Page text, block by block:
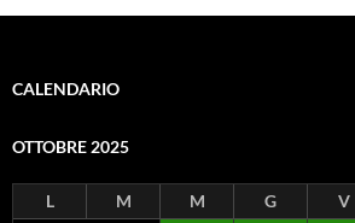
CALENDARIO
OTTOBRE 2025
L M M G V